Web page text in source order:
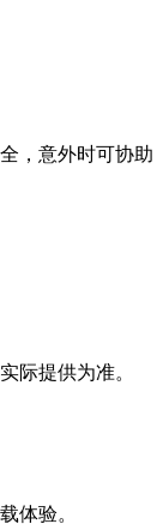
，意外时可协助
际提供为准。
体验。